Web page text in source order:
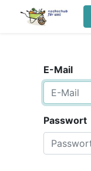
E-Mail
Passwort